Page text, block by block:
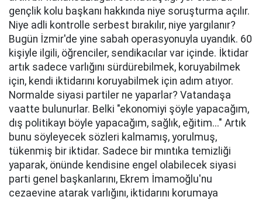
gençlik kolu başkanı hakkında niye soruşturma açılır.
Niye adli kontrolle serbest bırakılır, niye yargılanır?
Bugün İzmir'de yine sabah operasyonuyla uyandık. 60
kişiyle ilgili, öğrenciler, sendikacılar var içinde. İktidar
artık sadece varlığını sürdürebilmek, koruyabilmek
için, kendi iktidarını koruyabilmek için adım atıyor.
Normalde siyasi partiler ne yaparlar? Vatandaşa
vaatte bulunurlar. Belki "ekonomiyi şöyle yapacağım,
dış politikayı böyle yapacağım, sağlık, eğitim..." Artık
bunu söyleyecek sözleri kalmamış, yorulmuş,
tükenmiş bir iktidar. Sadece bir mıntıka temizliği
yaparak, önünde kendisine engel olabilecek siyasi
parti genel başkanlarını, Ekrem İmamoğlu'nu
cezaevine atarak varlığını, iktidarını korumaya